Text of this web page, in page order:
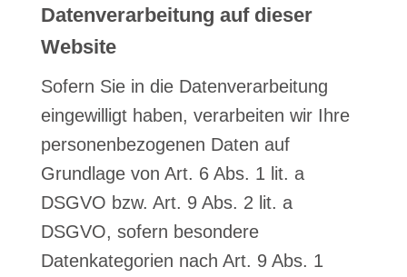
Datenverarbeitung auf dieser
Website
Sofern Sie in die Datenverarbeitung
eingewilligt haben, verarbeiten wir Ihre
personenbezogenen Daten auf
Grundlage von Art. 6 Abs. 1 lit. a
DSGVO bzw. Art. 9 Abs. 2 lit. a
DSGVO, sofern besondere
Datenkategorien nach Art. 9 Abs. 1